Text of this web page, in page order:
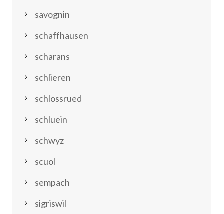
savognin
schaffhausen
scharans
schlieren
schlossrued
schluein
schwyz
scuol
sempach
sigriswil